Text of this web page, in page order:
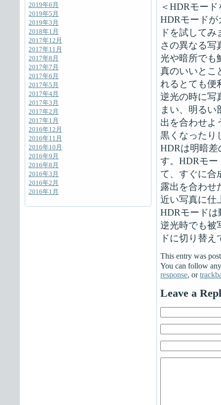
2019年6月
2019年5月
2019年3月
2018年1月
2017年12月
2017年11月
2017年8月
2017年7月
2017年6月
2017年5月
2017年4月
2017年3月
2017年2月
2017年1月
2016年12月
2016年11月
2016年10月
2016年9月
2016年8月
2016年3月
2016年2月
2016年1月
＜HDRモー
HDRモード
ドを試して
さの異なる写
光や暗所でも
真のいいとこ
れるとても便
逆光の時に写
まい、明る
出を合わせよ
黒くなったり
HDRは明暗
す。HDRモ
て、すぐに合
露出を合わせ
近い写真に仕
HDRモード
逆光時でも被
ドに切り替
This entry was
You can follow
response, or
Leave a